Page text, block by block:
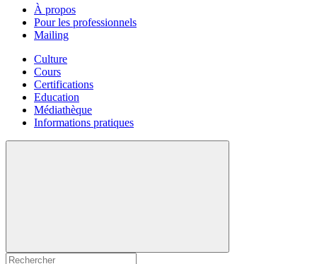
À propos
Pour les professionnels
Mailing
Culture
Cours
Certifications
Education
Médiathèque
Informations pratiques